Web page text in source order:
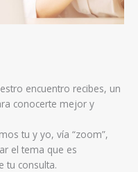
encuentro recibes, un
conocerte mejor y
tu y yo, vía “zoom”,
el tema que es
tu consulta.